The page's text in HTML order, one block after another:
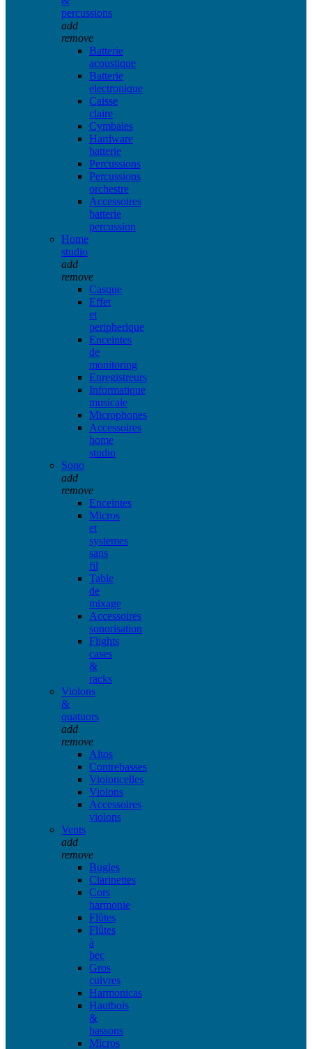
percussions
add
remove
Batterie
acoustique
Batterie
electronique
Caisse
claire
Cymbales
Hardware
batterie
Percussions
Percussions
orchestre
Accessoires
batterie
percussion
Home
studio
add
remove
Casque
Effet
et
peripherique
Enceintes
de
monitoring
Enregistreurs
Informatique
musicale
Microphones
Accessoires
home
studio
Sono
add
remove
Enceintes
Micros
et
systemes
sans
fil
Table
de
mixage
Accessoires
sonorisation
Flights
cases
&
racks
Violons
&
quatuors
add
remove
Altos
Contrebasses
Violoncelles
Violons
Accessoires
violons
Vents
add
remove
Bugles
Clarinettes
Cors
harmonie
Flûtes
Flûtes
à
bec
Gros
cuivres
Harmonicas
Hautbois
&
bassons
Micros